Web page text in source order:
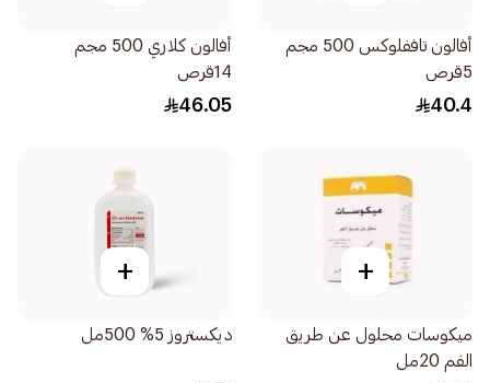
أفالون تاففلوكس 500 مجم
5قرص
40.4
أفالون كلاري 500 مجم
14قرص
46.05
+
ميكوسات محلول عن طريق
الفم 20مل
+
ديكستروز 5% 500مل